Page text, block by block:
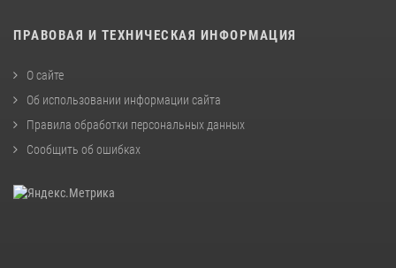
ПРАВОВАЯ И ТЕХНИЧЕСКАЯ ИНФОРМАЦИЯ
О сайте
Об использовании информации сайта
Правила обработки персональных данных
Сообщить об ошибках